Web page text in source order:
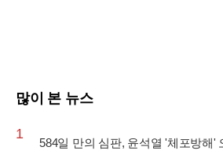
많이 본 뉴스
1
584일 만의 심판, 윤석열 '체포방해'